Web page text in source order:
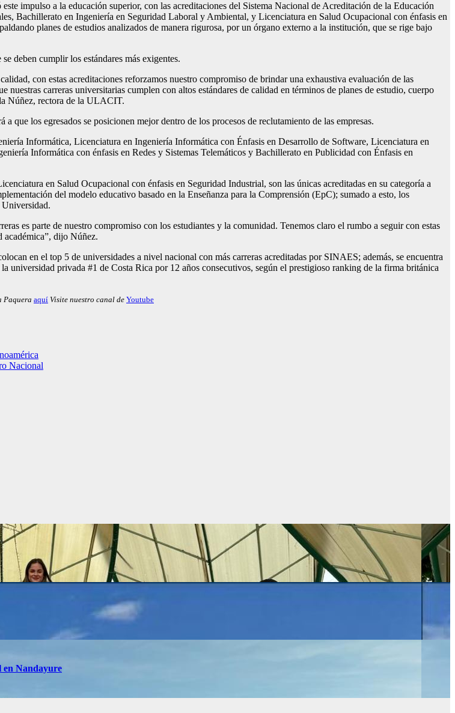
impulso a la educación superior, con las acreditaciones del Sistema Nacional de Acreditación de la Educación
Bachillerato en Ingeniería en Seguridad Laboral y Ambiental, y Licenciatura en Salud Ocupacional con énfasis en
planes de estudios analizados de manera rigurosa, por un órgano externo a la institución, que se rige bajo
deben cumplir los estándares más exigentes.
con estas acreditaciones reforzamos nuestro compromiso de brindar una exhaustiva evaluación de las
carreras universitarias cumplen con altos estándares de calidad en términos de planes de estudio, cuerpo
Núñez, rectora de la ULACIT.
los egresados se posicionen mejor dentro de los procesos de reclutamiento de las empresas.
Informática, Licenciatura en Ingeniería Informática con Énfasis en Desarrollo de Software, Licenciatura en
Informática con énfasis en Redes y Sistemas Telemáticos y Bachillerato en Publicidad con Énfasis en
en Salud Ocupacional con énfasis en Seguridad Industrial, son las únicas acreditadas en su categoría a
del modelo educativo basado en la Enseñanza para la Comprensión (EpC); sumado a esto, los
es parte de nuestro compromiso con los estudiantes y la comunidad. Tenemos claro el rumbo a seguir con estas
académica”, dijo Núñez.
en el top 5 de universidades a nivel nacional con más carreras acreditadas por SINAES; además, se encuentra
universidad privada #1 de Costa Rica por 12 años consecutivos, según el prestigioso ranking de la firma británica
Paquera aquí Visite nuestro canal de Youtube
Nacional
en Nandayure